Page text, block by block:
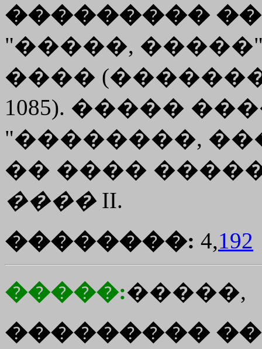
���������
"�����,
����
1085). �����
"��������,
�� ����
����II.
��������: 4,192
�����:�����,
���������